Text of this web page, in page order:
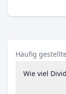
Häufig
Wie viel